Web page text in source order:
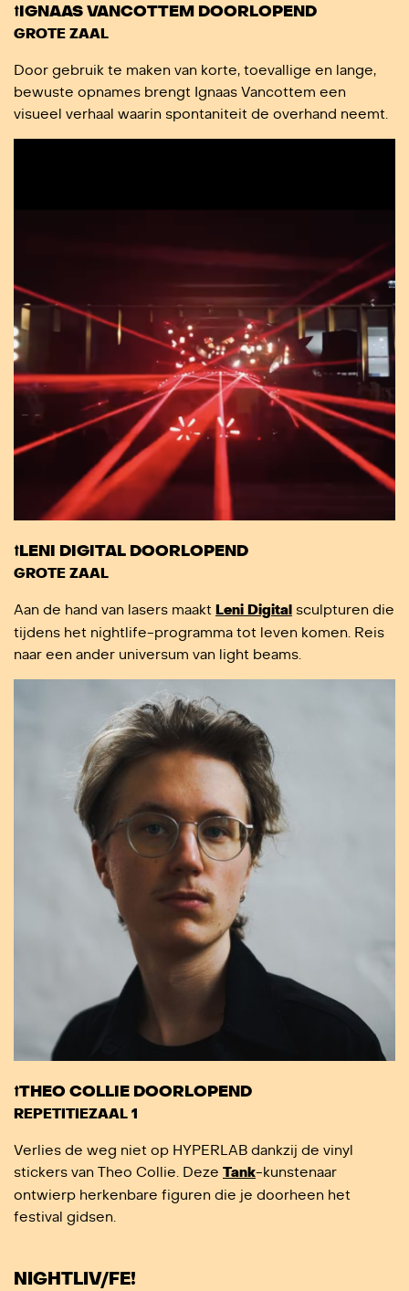
⭡IGNAAS VANCOTTEM DOORLOPEND
GROTE ZAAL
Door gebruik te maken van korte, toevallige en lange,
bewuste opnames brengt Ignaas Vancottem een
visueel verhaal waarin spontaniteit de overhand neemt.
⭡LENI DIGITAL DOORLOPEND
GROTE ZAAL
Aan de hand van lasers maakt Leni Digital sculpturen die
tijdens het nightlife-programma tot leven komen. Reis
naar een ander universum van light beams.
⭡THEO COLLIE DOORLOPEND
REPETITIEZAAL 1
Verlies de weg niet op HYPERLAB dankzij de vinyl
stickers van Theo Collie. Deze Tank-kunstenaar
ontwierp herkenbare figuren die je doorheen het
festival gidsen.
NIGHTLIV/FE!